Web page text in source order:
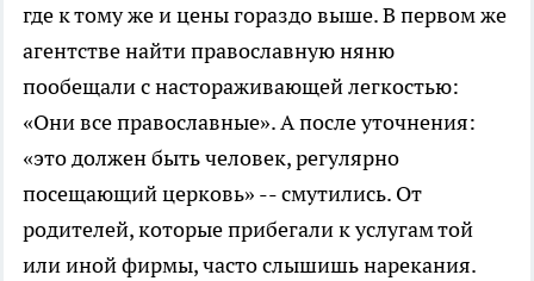
где к тому же и цены гораздо выше. В первом же
агентстве найти православную няню
пообещали с настораживающей легкостью:
«Они все православные». А после уточнения:
«это должен быть человек, регулярно
посещающий церковь» -- смутились. От
родителей, которые прибегали к услугам той
или иной фирмы, часто слышишь нарекания.